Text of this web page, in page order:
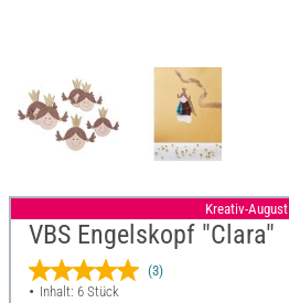
Kreativ-August
VBS Engelskopf "Clara"
(3)
Inhalt: 6 Stück